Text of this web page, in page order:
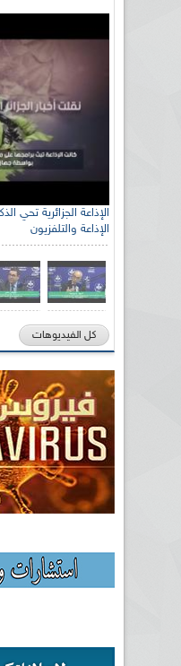
الإذاعة والتلفزيون
كل الفيديوهات